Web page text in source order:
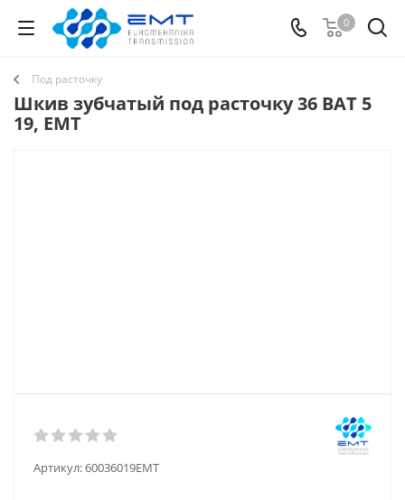
0
Под расточку
Шкив зубчатый под расточку 36 BAT 5
19, EMT
Артикул:60036019EMT